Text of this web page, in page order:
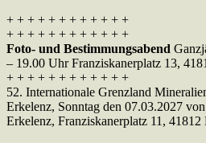
+ + + + + + + + + + + +
+ + + + + + + + + + + +
Foto- und Bestimmungsabend
– 19.00 Uhr Franziskanerplatz 13,
+ + + + + + + + + + + +
52. Internationale Grenzland
Erkelenz, Sonntag den 07.03.2027
Erkelenz, Franziskanerplatz 11,